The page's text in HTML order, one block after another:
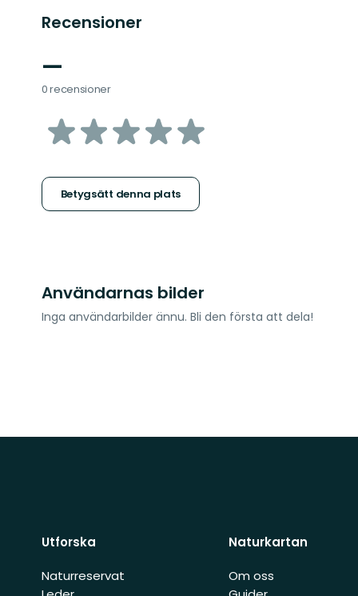
Recensioner
—
0 recensioner
av
stjärnor
Betygsätt denna plats
Användarnas bilder
Inga användarbilder ännu. Bli den första att dela!
Utforska
Naturreservat
Naturkartan
Om oss